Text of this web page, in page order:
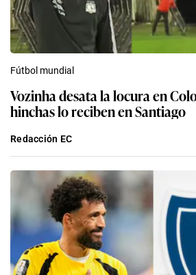
Fútbol mundial
Vozinha desata la locura en
hinchas lo reciben en Santiago
Redacción EC